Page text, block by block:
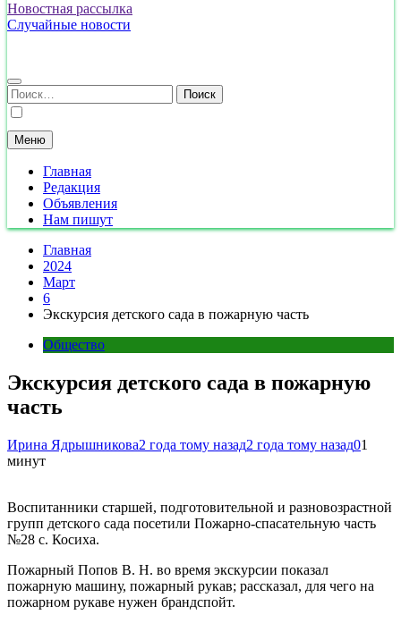
Новостная рассылка
Случайные новости
Найти:
Меню
Главная
Редакция
Объявления
Нам пишут
Главная
2024
Март
6
Экскурсия детского сада в пожарную часть
Общество
Экскурсия детского сада в пожарную
часть
Ирина Ядрышникова2 года тому назад2 года тому назад01
минут
Воспитанники старшей, подготовительной и разновозрастной
групп детского сада посетили Пожарно-спасательную часть
№28 с. Косиха.
Пожарный Попов В. Н. во время экскурсии показал
пожарную машину, пожарный рукав; рассказал, для чего на
пожарном рукаве нужен брандспойт.